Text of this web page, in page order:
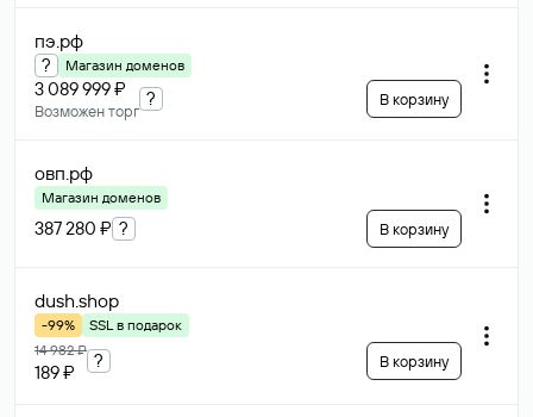
пэ.рф
? Магазин доменов
3 089 999 ₽
Возможен торг
? В корзину
овп.рф
Магазин доменов
387 280 ₽ ? В корзину
dush.shop
-99%
SSL в подарок
14 982 ₽
189 ₽
? В корзину